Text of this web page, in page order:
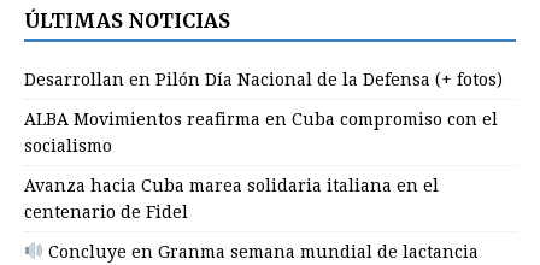
ÚLTIMAS NOTICIAS
Desarrollan en Pilón Día Nacional de la Defensa (+ fotos)
ALBA Movimientos reafirma en Cuba compromiso con el
socialismo
Avanza hacia Cuba marea solidaria italiana en el
centenario de Fidel
Concluye en Granma semana mundial de lactancia